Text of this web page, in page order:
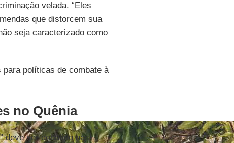
velada. “Eles
que distorcem sua
seja caracterizado como
políticas de combate à
no Quênia
deve ser debatido nas